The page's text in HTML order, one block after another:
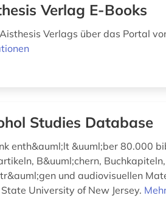
Verlag E-Books
Verlags über das Portal
Studies Database
enth&auml;lt &uuml;ber 80.000
B&uuml;chern,
und audiovisuellen
University of New Jersey.